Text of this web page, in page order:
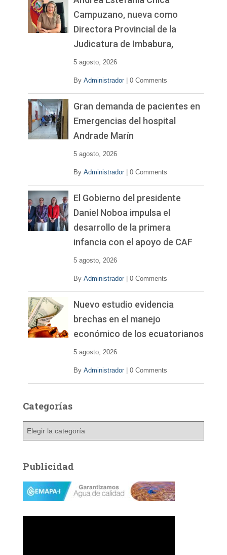
Campuzano, nueva como
Directora Provincial de la
Judicatura de Imbabura,
5 agosto, 2026
By Administrador 0 Comments
Gran demanda de pacientes en
Emergencias del hospital
Andrade Marín
5 agosto, 2026
By Administrador 0 Comments
El Gobierno del presidente
Daniel Noboa impulsa el
desarrollo de la primera
infancia con el apoyo de CAF
5 agosto, 2026
By Administrador 0 Comments
Nuevo estudio evidencia
brechas en el manejo
económico de los ecuatorianos
5 agosto, 2026
By Administrador 0 Comments
Categorías
g
o
a
Publicidad